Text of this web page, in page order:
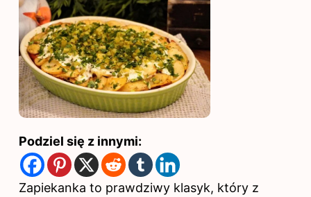
Podziel się z innymi:
Zapiekanka to prawdziwy klasyk, który z